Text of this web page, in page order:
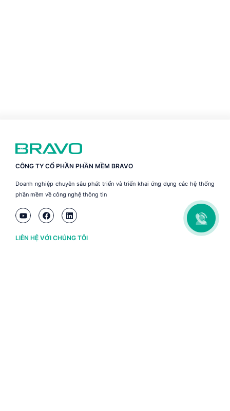
CÔNG TY CỔ PHẦN PHẦN MỀM BRAVO
Doanh nghiệp chuyên sâu phát triển và triển khai ứng dụng các hệ thống
phần mềm về công nghệ thông tin
LIÊN HỆ VỚI CHÚNG TÔI